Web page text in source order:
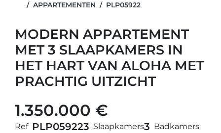
APPARTEMENTEN
PLP05922
MODERN APPARTEMENT
MET 3 SLAAPKAMERS IN
HET HART VAN ALOHA MET
PRACHTIG UITZICHT
1.350.000 €
Ref PLP059223 Slaapkamers3 Badkamers